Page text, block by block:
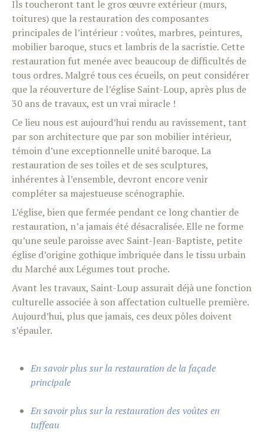
Ils toucheront tant le gros œuvre extérieur (murs,
toitures) que la restauration des composantes
principales de l’intérieur : voûtes, marbres, peintures,
mobilier baroque, stucs et lambris de la sacristie. Cette
restauration fut menée avec beaucoup de difficultés de
tous ordres. Malgré tous ces écueils, on peut considérer
que la réouverture de l’église Saint-Loup, après plus de
30 ans de travaux, est un vrai miracle !
Ce lieu nous est aujourd’hui rendu au ravissement, tant
par son architecture que par son mobilier intérieur,
témoin d’une exceptionnelle unité baroque. La
restauration de ses toiles et de ses sculptures,
inhérentes à l’ensemble, devront encore venir
compléter sa majestueuse scénographie.
L’église, bien que fermée pendant ce long chantier de
restauration, n’a jamais été désacralisée. Elle ne forme
qu’une seule paroisse avec Saint-Jean-Baptiste, petite
église d’origine gothique imbriquée dans le tissu urbain
du Marché aux Légumes tout proche.
Avant les travaux, Saint-Loup assurait déjà une fonction
culturelle associée à son affectation cultuelle première.
Aujourd’hui, plus que jamais, ces deux pôles doivent
s’épauler.
En savoir plus sur la restauration de la façade
principale
En savoir plus sur la restauration des voûtes en
tuffeau